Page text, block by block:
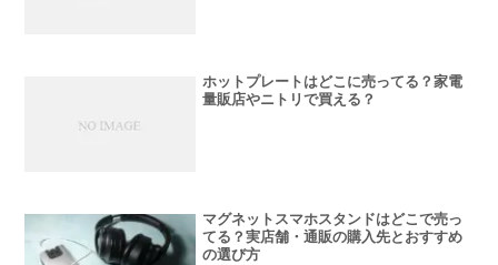
ホットプレートはどこに売ってる？家電
量販店やニトリで買える？
マグネットスマホスタンドはどこで売っ
てる？実店舗・通販の購入先とおすすめ
の選び方